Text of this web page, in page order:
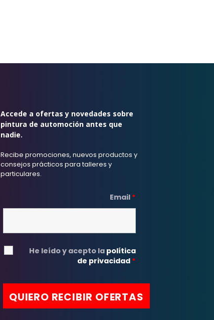
Accede a ofertas y novedades sobre
pintura de automoción antes que
nadie.
Recibe promociones, nuevos productos y
consejos prácticos para talleres y
particulares.
Email *
He leído y acepto la política
de privacidad *